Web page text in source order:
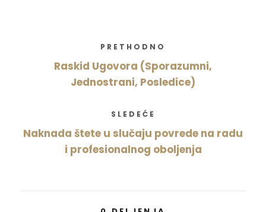
PRETHODNO
Raskid Ugovora (Sporazumni,
Jednostrani, Posledice)
SLEDEĆE
Naknada štete u slučaju povrede na radu
i profesionalnog oboljenja